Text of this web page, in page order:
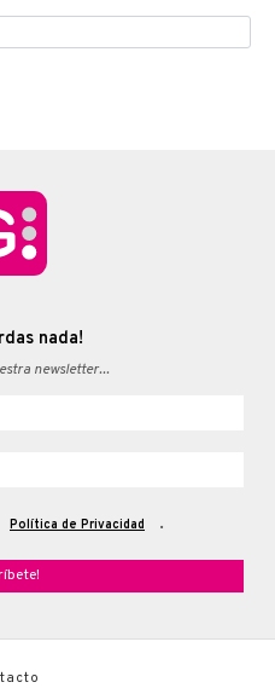
nada!
newsletter...
Política de Privacidad .